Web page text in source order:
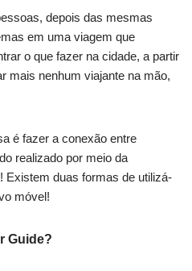
depois das mesmas
em uma viagem que
o que fazer na cidade, a partir
mais nenhum viajante na mão,
é fazer a conexão entre
realizado por meio da
Existem duas formas de utilizá-
móvel!
Guide?